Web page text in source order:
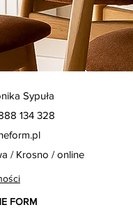
Sypuła
134 328
/ Krosno / online
FORM